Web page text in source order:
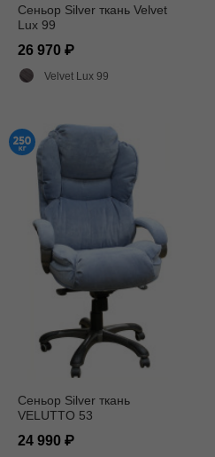
Сеньор Silver ткань Velvet
Lux 99
26 970
Velvet Lux 99
Сеньор Silver ткань
VELUTTO 53
24 990